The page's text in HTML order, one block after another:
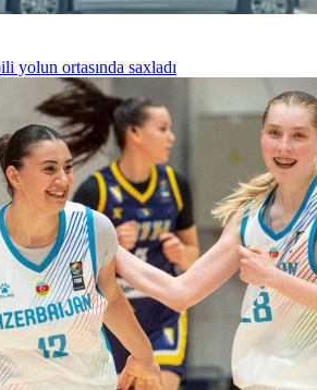
yolun ortasında saxladı